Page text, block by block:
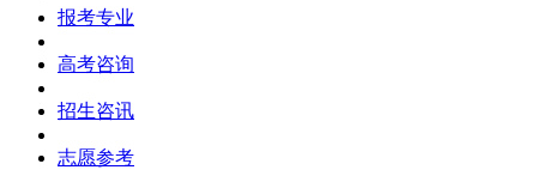
报考专业
高考咨询
招生咨讯
志愿参考